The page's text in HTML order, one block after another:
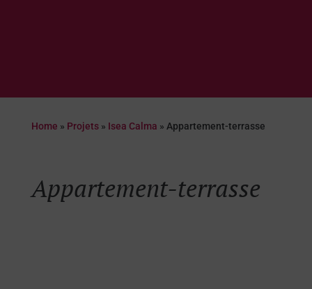
Home » Projets» Isea Calma » Appartement-terrasse
Appartement-terrasse